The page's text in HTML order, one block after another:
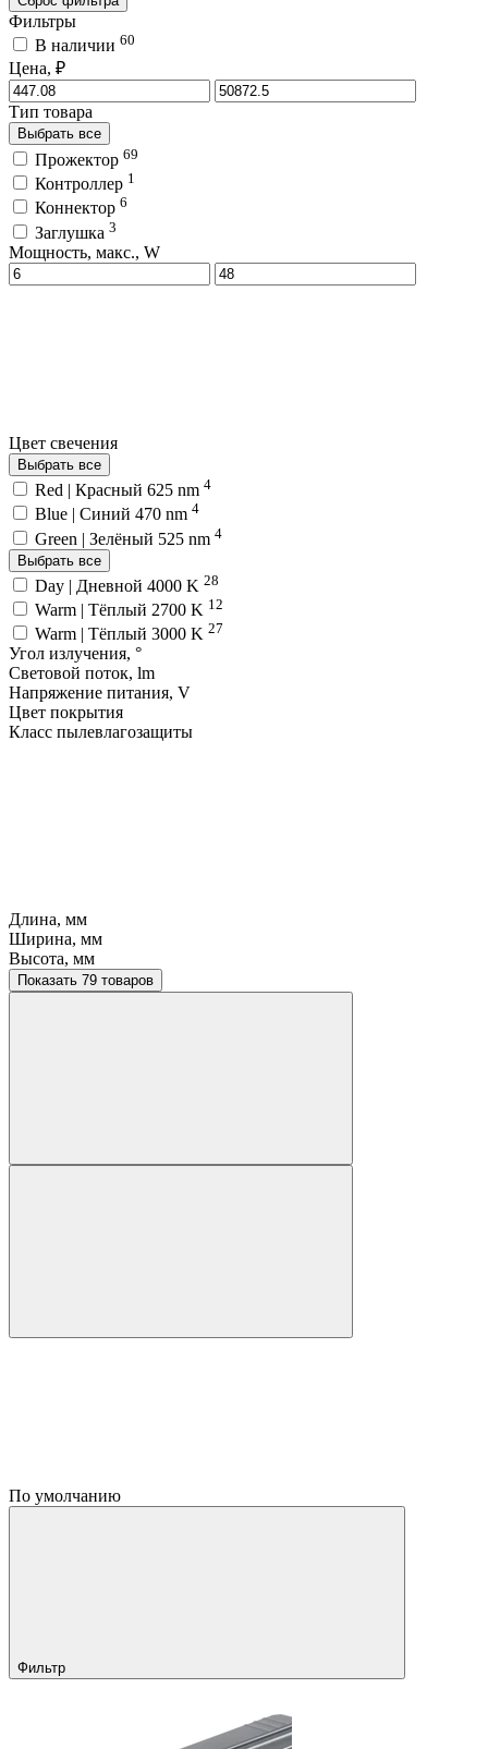
Фильтры
В наличии 60
Цена, ₽
Тип товара
Выбрать все
Прожектор 69
Контроллер 1
Коннектор 6
Заглушка 3
Мощность, макс., W
Цвет свечения
Выбрать все
Red | Красный 625 nm 4
Blue | Синий 470 nm 4
Green | Зелёный 525 nm 4
Выбрать все
Day | Дневной 4000 K 28
Warm | Тёплый 2700 K 12
Warm | Тёплый 3000 K 27
Угол излучения, °
Световой поток, lm
Напряжение питания, V
Цвет покрытия
Класс пылевлагозащиты
Длина, мм
Ширина, мм
Высота, мм
Показать 79 товаров
По умолчанию
Фильтр